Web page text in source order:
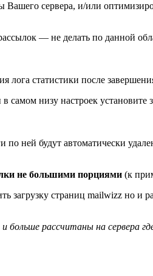
Вашего сервера, и/или
— не делать по данной
лога статистики после
в самом низу настроек установите
по ней будут автоматически
не большими порциями (к
загрузку страниц mailwizz но
больше рассчитаны на сервера